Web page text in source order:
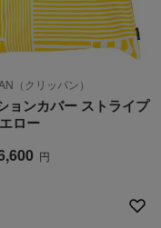
（クリッパン）
ョンカバー ストライプ
ロー
円